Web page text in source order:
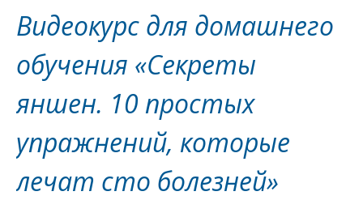
Видеокурс для домашнего
обучения «Секреты
яншен. 10 простых
упражнений, которые
лечат сто болезней»